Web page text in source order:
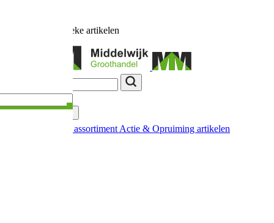
unieke artikelen
Nieuw in ons assortiment Actie & Opruiming artikelen